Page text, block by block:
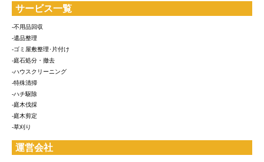
サービス一覧
-不用品回収
-遺品整理
-ゴミ屋敷整理･片付け
-庭石処分・撤去
-ハウスクリーニング
-特殊清掃
-ハチ駆除
-庭木伐採
-庭木剪定
-草刈り
運営会社